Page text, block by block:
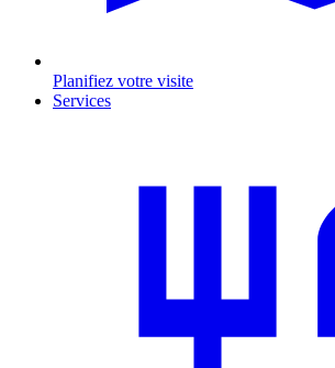
Planifiez votre visite
Services